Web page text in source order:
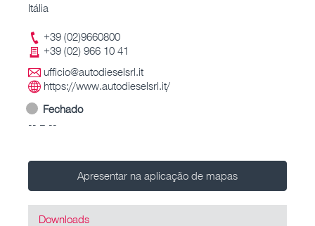
Itália
+39 (02)9660800
+39 (02) 966 10 41
ufficio@autodieselsrl.it
https://www.autodieselsrl.it/
Fechado
-- – --
Apresentar na aplicação de mapas
Downloads